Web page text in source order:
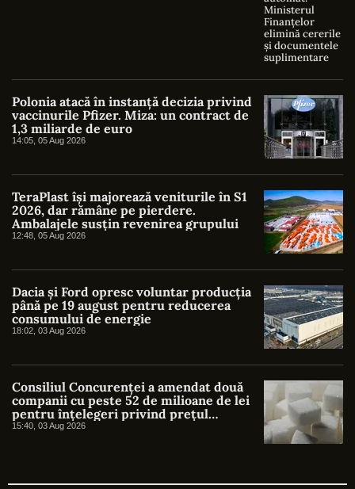
Polonia atacă în instanță decizia privind
vaccinurile Pfizer. Miza: un contract de
1,3 miliarde de euro
14:05, 05 Aug 2026
TeraPlast își majorează veniturile în S1
2026, dar rămâne pe pierdere.
Ambalajele susțin revenirea grupului
12:48, 05 Aug 2026
Dacia și Ford opresc voluntar producția
până pe 19 august pentru reducerea
consumului de energie
18:02, 03 Aug 2026
Consiliul Concurenței a amendat două
companii cu peste 52 de milioane de lei
pentru înțelegeri privind prețul
zahărului
15:40, 03 Aug 2026